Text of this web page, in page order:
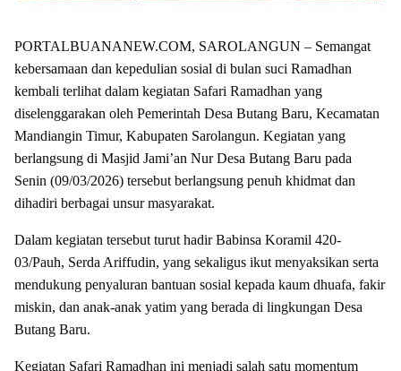
PORTALBUANANEW.COM, SAROLANGUN – Semangat
kebersamaan dan kepedulian sosial di bulan suci Ramadhan
kembali terlihat dalam kegiatan Safari Ramadhan yang
diselenggarakan oleh Pemerintah Desa Butang Baru, Kecamatan
Mandiangin Timur, Kabupaten Sarolangun. Kegiatan yang
berlangsung di Masjid Jami’an Nur Desa Butang Baru pada
Senin (09/03/2026) tersebut berlangsung penuh khidmat dan
dihadiri berbagai unsur masyarakat.
Dalam kegiatan tersebut turut hadir Babinsa Koramil 420-
03/Pauh, Serda Ariffudin, yang sekaligus ikut menyaksikan serta
mendukung penyaluran bantuan sosial kepada kaum dhuafa, fakir
miskin, dan anak-anak yatim yang berada di lingkungan Desa
Butang Baru.
Kegiatan Safari Ramadhan ini menjadi salah satu momentum